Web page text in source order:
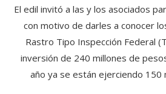
El edil invitó a las y los asociados
con motivo de darles a conocer
Rastro Tipo Inspección Federal
inversión de 240 millones de
año ya se están ejerciendo 150